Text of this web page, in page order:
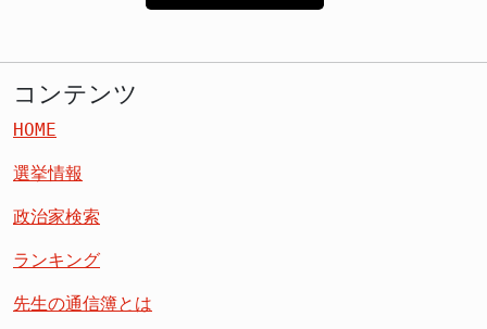
コンテンツ
HOME
選挙情報
政治家検索
ランキング
先生の通信簿とは